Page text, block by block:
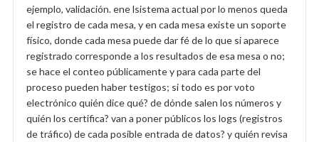
ejemplo, validación. ene lsistema actual por lo menos queda
el registro de cada mesa, y en cada mesa existe un soporte
físico, donde cada mesa puede dar fé de lo que si aparece
registrado corresponde a los resultados de esa mesa o no;
se hace el conteo públicamente y para cada parte del
proceso pueden haber testigos; si todo es por voto
electrónico quién dice qué? de dónde salen los números y
quién los certifica? van a poner públicos los logs (registros
de tráfico) de cada posible entrada de datos? y quién revisa